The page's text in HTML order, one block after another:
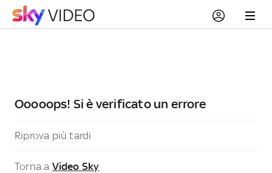
Ooooops! Si è verificato un errore
Riprova più tardi
Torna a Video Sky